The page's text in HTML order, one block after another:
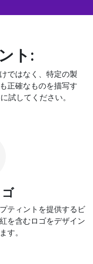
ト:
ではなく、特定の製
正確なものを描写す
試してください。
ティントを提供するビ
を含むロゴをデザイン
す。